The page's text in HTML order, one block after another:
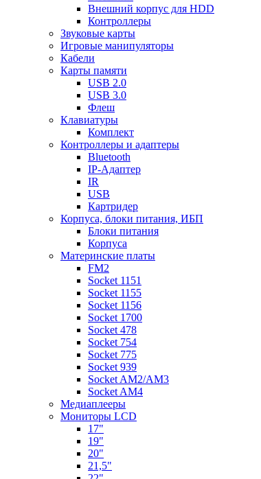
Внешний корпус для HDD
Контроллеры
Звуковые карты
Игровые манипуляторы
Кабели
Карты памяти
USB 2.0
USB 3.0
Флеш
Клавиатуры
Комплект
Контроллеры и адаптеры
Bluetooth
IP-Адаптер
IR
USB
Картридер
Корпуса, блоки питания, ИБП
Блоки питания
Корпуса
Материнские платы
FM2
Socket 1151
Socket 1155
Socket 1156
Socket 1700
Socket 478
Socket 754
Socket 775
Socket 939
Socket AM2/AM3
Socket AM4
Медиаплееры
Мониторы LCD
17"
19"
20"
21,5"